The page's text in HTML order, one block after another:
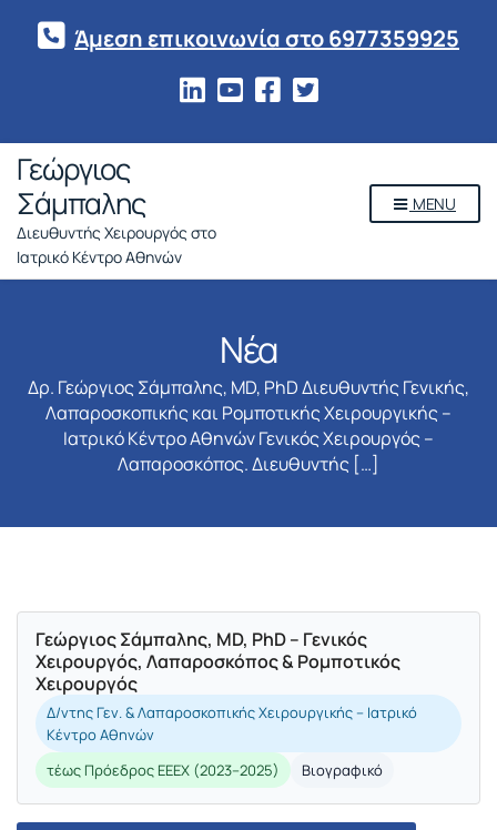
Άμεση επικοινωνία στο 6977359925
Γεώργιος
Σάμπαλης
Διευθυντής Χειρουργός στο
Ιατρικό Κέντρο Αθηνών
MENU
Νέα
Δρ. Γεώργιος Σάμπαλης, MD, PhD Διευθυντής Γενικής,
Λαπαροσκοπικής και Ρομποτικής Χειρουργικής –
Ιατρικό Κέντρο Αθηνών Γενικός Χειρουργός –
Λαπαροσκόπος. Διευθυντής […]
Γεώργιος Σάμπαλης, MD, PhD – Γενικός
Χειρουργός, Λαπαροσκόπος & Ρομποτικός
Χειρουργός
Δ/ντης Γεν. & Λαπαροσκοπικής Χειρουργικής – Ιατρικό
Κέντρο Αθηνών
τέως Πρόεδρος ΕΕΕΧ (2023–2025)
Βιογραφικό